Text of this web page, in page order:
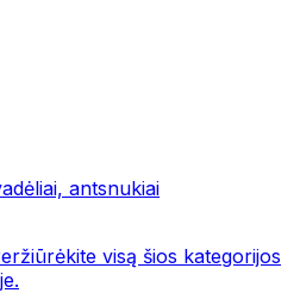
antsnukiai
visą šios kategorijos